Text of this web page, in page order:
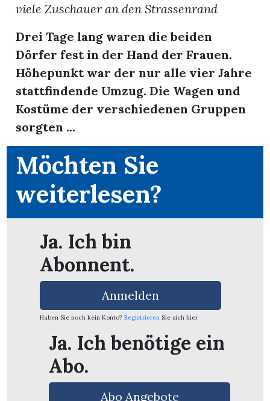
viele Zuschauer an den Strassenrand
Drei Tage lang waren die beiden
Dörfer fest in der Hand der Frauen.
Höhepunkt war der nur alle vier Jahre
stattfindende Umzug. Die Wagen und
Kostüme der verschiedenen Gruppen
sorgten ...
Möchten Sie
weiterlesen?
Ja. Ich bin
Abonnent.
Anmelden
Haben Sie noch kein Konto? Registrieren Sie sich hier
Ja. Ich benötige ein
Abo.
Abo Angebote